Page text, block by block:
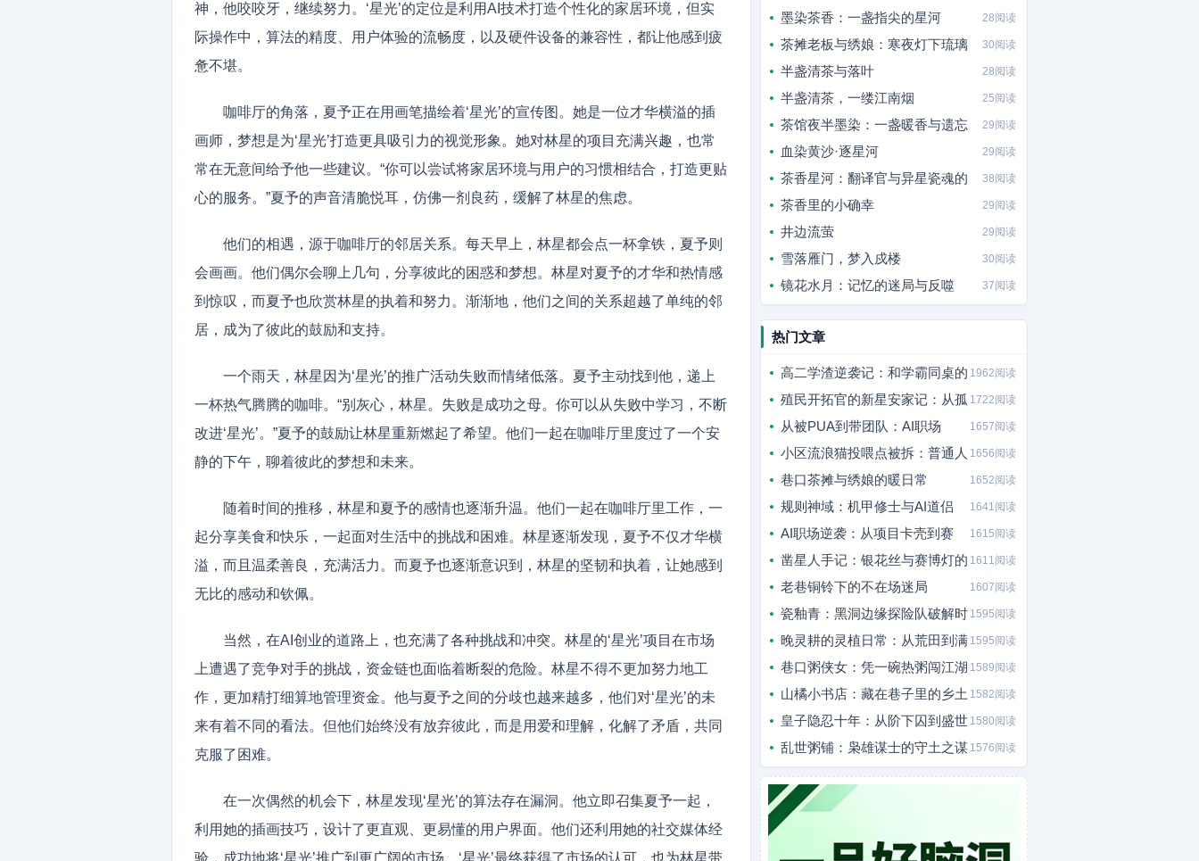
神，他咬咬牙，继续努力。‘星光’的定位是利用AI技术打造个性化的家居环境，但实
际操作中，算法的精度、用户体验的流畅度，以及硬件设备的兼容性，都让他感到疲
惫不堪。
咖啡厅的角落，夏予正在用画笔描绘着‘星光’的宣传图。她是一位才华横溢的插
画师，梦想是为‘星光’打造更具吸引力的视觉形象。她对林星的项目充满兴趣，也常
常在无意间给予他一些建议。“你可以尝试将家居环境与用户的习惯相结合，打造更贴
心的服务。”夏予的声音清脆悦耳，仿佛一剂良药，缓解了林星的焦虑。
他们的相遇，源于咖啡厅的邻居关系。每天早上，林星都会点一杯拿铁，夏予则
会画画。他们偶尔会聊上几句，分享彼此的困惑和梦想。林星对夏予的才华和热情感
到惊叹，而夏予也欣赏林星的执着和努力。渐渐地，他们之间的关系超越了单纯的邻
居，成为了彼此的鼓励和支持。
一个雨天，林星因为‘星光’的推广活动失败而情绪低落。夏予主动找到他，递上
一杯热气腾腾的咖啡。“别灰心，林星。失败是成功之母。你可以从失败中学习，不断
改进‘星光’。”夏予的鼓励让林星重新燃起了希望。他们一起在咖啡厅里度过了一个安
静的下午，聊着彼此的梦想和未来。
随着时间的推移，林星和夏予的感情也逐渐升温。他们一起在咖啡厅里工作，一
起分享美食和快乐，一起面对生活中的挑战和困难。林星逐渐发现，夏予不仅才华横
溢，而且温柔善良，充满活力。而夏予也逐渐意识到，林星的坚韧和执着，让她感到
无比的感动和钦佩。
当然，在AI创业的道路上，也充满了各种挑战和冲突。林星的‘星光’项目在市场
上遭遇了竞争对手的挑战，资金链也面临着断裂的危险。林星不得不更加努力地工
作，更加精打细算地管理资金。他与夏予之间的分歧也越来越多，他们对‘星光’的未
来有着不同的看法。但他们始终没有放弃彼此，而是用爱和理解，化解了矛盾，共同
克服了困难。
在一次偶然的机会下，林星发现‘星光’的算法存在漏洞。他立即召集夏予一起，
利用她的插画技巧，设计了更直观、更易懂的用户界面。他们还利用她的社交媒体经
验，成功地将‘星光’推广到更广阔的市场。‘星光’最终获得了市场的认可，也为林星带
墨染茶香：一盏指尖的星河 28阅读
茶摊老板与绣娘：寒夜灯下琉璃 30阅读
半盏清茶与落叶 28阅读
半盏清茶，一缕江南烟 25阅读
茶馆夜半墨染：一盏暖香与遗忘 29阅读
血染黄沙·逐星河 29阅读
茶香星河：翻译官与异星瓷魂的 38阅读
茶香里的小确幸 29阅读
井边流萤 29阅读
雪落雁门，梦入戍楼 30阅读
镜花水月：记忆的迷局与反噬 37阅读
热门文章
高二学渣逆袭记：和学霸同桌的 1962阅读
殖民开拓官的新星安家记：从孤 1722阅读
从被PUA到带团队：AI职场 1657阅读
小区流浪猫投喂点被拆：普通人 1656阅读
巷口茶摊与绣娘的暖日常 1652阅读
规则神域：机甲修士与AI道侣 1641阅读
AI职场逆袭：从项目卡壳到赛 1615阅读
凿星人手记：银花丝与赛博灯的 1611阅读
老巷铜铃下的不在场迷局 1607阅读
瓷釉青：黑洞边缘探险队破解时 1595阅读
晚灵耕的灵植日常：从荒田到满 1595阅读
巷口粥侠女：凭一碗热粥闯江湖 1589阅读
山橘小书店：藏在巷子里的乡土 1582阅读
皇子隐忍十年：从阶下囚到盛世 1580阅读
乱世粥铺：枭雄谋士的守土之谋 1576阅读